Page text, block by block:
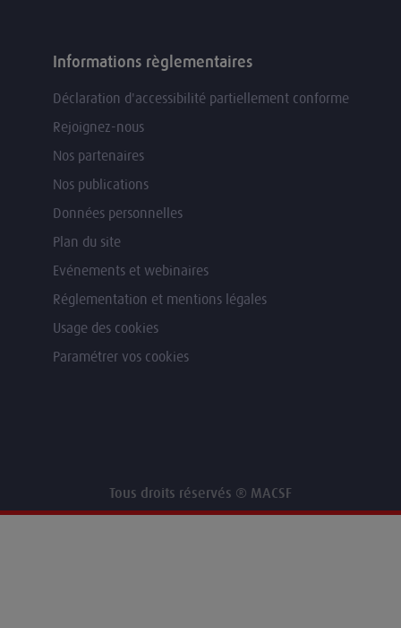
Informations règlementaires
Déclaration d'accessibilité partiellement conforme
Rejoignez-nous
Nos partenaires
Nos publications
Données personnelles
Plan du site
Evénements et webinaires
Réglementation et mentions légales
Usage des cookies
Paramétrer vos cookies
Tous droits réservés ® MACSF